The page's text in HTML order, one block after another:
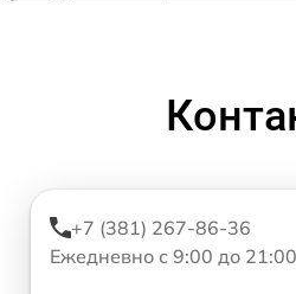
+7 (381) 267-86-36
Ежедневно с 9:00 до 21:00